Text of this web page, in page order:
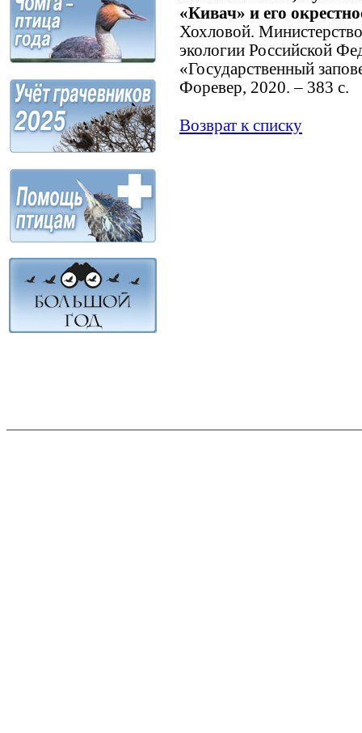
«Кивач» и его
Хохловой.
экологии Российской
«Государственный
Форевер, 2020. – 383 с.
Возврат к списку